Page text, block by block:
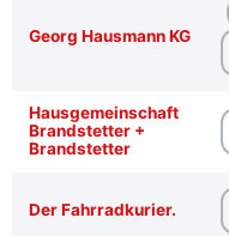
Georg Hausmann KG
Hausgemeinschaft
Brandstetter +
Brandstetter
Der Fahrradkurier.